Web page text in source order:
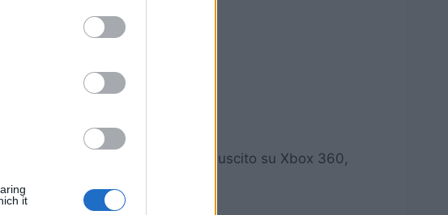
it
a differenza dell’originale uscito su Xbox 360,